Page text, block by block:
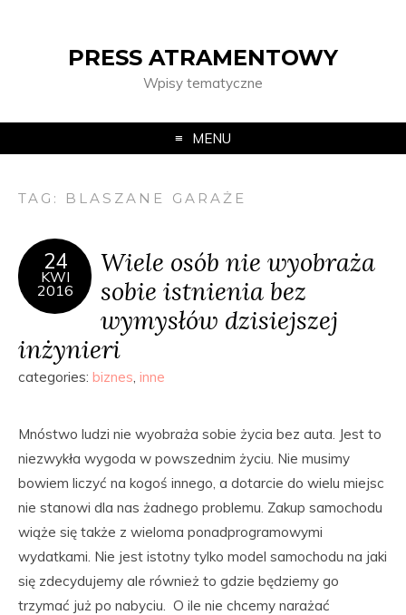
PRESS ATRAMENTOWY
Wpisy tematyczne
MENU
TAG: BLASZANE GARAŻE
24
KWI
2016
Wiele osób nie wyobraża
sobie istnienia bez
wymysłów dzisiejszej
inżynieri
categories: biznes, inne
Mnóstwo ludzi nie wyobraża sobie życia bez auta. Jest to
niezwykła wygoda w powszednim życiu. Nie musimy
bowiem liczyć na kogoś innego, a dotarcie do wielu miejsc
nie stanowi dla nas żadnego problemu. Zakup samochodu
wiąże się także z wieloma ponadprogramowymi
wydatkami. Nie jest istotny tylko model samochodu na jaki
się zdecydujemy ale również to gdzie będziemy go
trzymać już po nabyciu. O ile nie chcemy narażać